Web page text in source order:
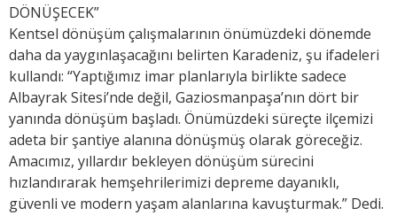
DÖNÜŞECEK”
Kentsel dönüşüm çalışmalarının önümüzdeki dönemde
daha da yaygınlaşacağını belirten Karadeniz, şu ifadeleri
kullandı: “Yaptığımız imar planlarıyla birlikte sadece
Albayrak Sitesi’nde değil, Gaziosmanpaşa’nın dört bir
yanında dönüşüm başladı. Önümüzdeki süreçte ilçemizi
adeta bir şantiye alanına dönüşmüş olarak göreceğiz.
Amacımız, yıllardır bekleyen dönüşüm sürecini
hızlandırarak hemşehrilerimizi depreme dayanıklı,
güvenli ve modern yaşam alanlarına kavuşturmak.” Dedi.